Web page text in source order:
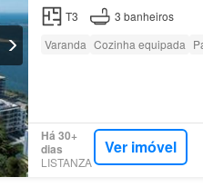
T3
3 banheiros
Varanda Cozinha equipada
Há 30+
dias
LISTANZA
Ver imóvel